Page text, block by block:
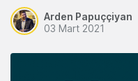
Arden Papuççiyan
03 Mart 2021